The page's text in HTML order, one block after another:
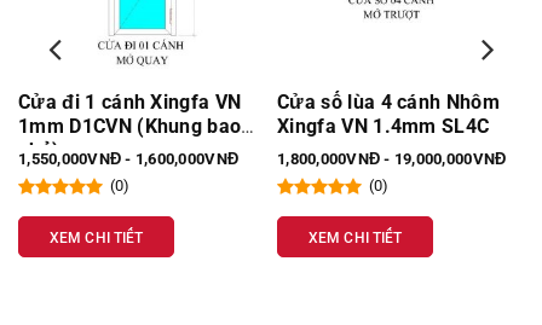
Cửa đi 1 cánh Xingfa VN
1mm D1CVN (Khung bao
nhỏ)
1,550,000VNĐ - 1,600,000VNĐ
(0)
XEM CHI TIẾT
Cửa sổ lùa 4 cánh Nhôm
Xingfa VN 1.4mm SL4C
1,800,000VNĐ - 19,000,000VNĐ
(0)
XEM CHI TIẾT